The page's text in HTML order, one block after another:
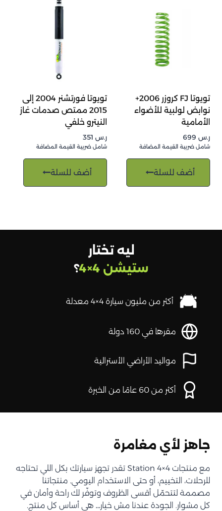
تويوتا FJ كروزر 2006+
نوابض لولبية للأضواء
الأمامية
ر.س
شامل ضريبة القيمة المضافة
أضف للسلة
تويوتا فورتشنر 2004 إلى
2015 ممتص صدمات غاز
النيترو خلفي
ر.س
شامل ضريبة القيمة المضافة
أضف للسلة
ليه تختار
ستيشن 4×4
؟
أكثر من مليون سيارة 4×4 معدلة
مقرها في 160 دولة
مواليد الأراضي الأسترالية
أكثر من 60 عامًا من الخبرة
جاهز لأي مغامرة
مع منتجات Station 4×4 تقدر تجهز سيارتك بكل اللي تحتاجه
للرحلات، التخييم، أو حتى الاستخدام اليومي. منتجاتنا
مصممة لتتحمّل أقسى الظروف وتوفّر لك راحة وأمان في
كل مشوار. الجودة عندنا مش خيار… هي أساس كل منتج.